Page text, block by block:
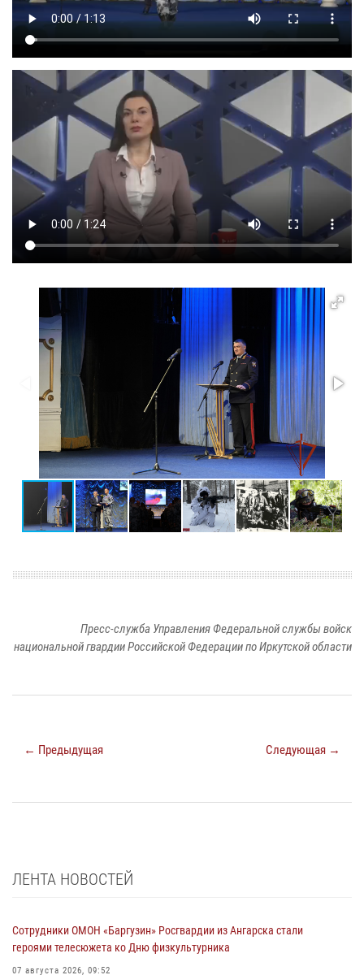
Пресс-служба Управления Федеральной службы войск
национальной гвардии Российской Федерации по Иркутской области
← Предыдущая Следующая →
ЛЕНТА НОВОСТЕЙ
Сотрудники ОМОН «Баргузин» Росгвардии из Ангарска стали
героями телесюжета ко Дню физкультурника
07 августа 2026, 09:52